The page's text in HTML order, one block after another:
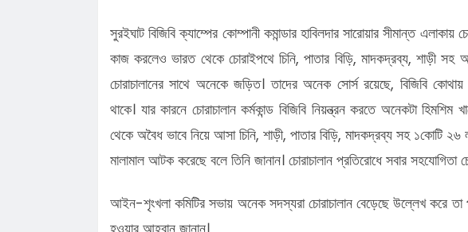
সুরইঘাট বিজিবি ক্যাম্পের কোম্পানী কমান্ডার হাবিলদার সারোয়ার সীমান্ত এলাকায়
কাজ করলেও ভারত থেকে চোরাইপথে চিনি, পাতার বিড়ি, মাদকদ্রব্য, শাড়ী
চোরাচালানের সাথে অনেকে জড়িত। তাদের অনেক সোর্স রয়েছে, বিজিবি কোথায়
থাকে। যার কারনে চোরাচালান কর্মকান্ড বিজিবি নিয়ন্ত্রন করতে অনেকটা
থেকে অবৈধ ভাবে নিয়ে আসা চিনি, শাড়ী, পাতার বিড়ি, মাদকদ্রব্য সহ ১কোটি ২৬
মালামাল আটক করেছে বলে তিনি জানান। চোরাচালান প্রতিরোধে সবার সহযোগিতা
আইন-শৃংখলা কমিটির সভায় অনেক সদস্যরা চোরাচালান বেড়েছে উল্লেখ করে